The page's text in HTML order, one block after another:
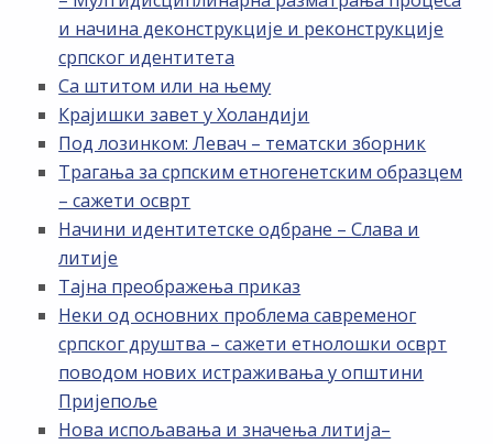
и начина деконструкције и реконструкције
српског идентитета
Са штитом или на њему
Крајишки завет у Холандији
Под лозинком: Левач – тематски зборник
Трагања за српским етногенетским образцем
– сажети осврт
Начини идентитетске одбране – Слава и
литије
Тајна преображења приказ
Неки од основних проблема савременог
српског друштва – сажети етнолошки осврт
поводом нових истраживања у општини
Пријепоље
Нова испољавања и значења литија–